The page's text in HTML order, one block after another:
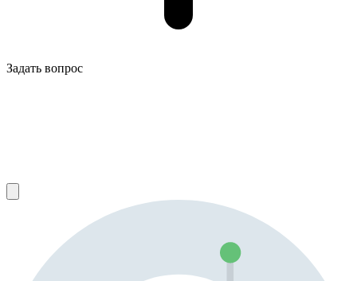
Задать вопрос